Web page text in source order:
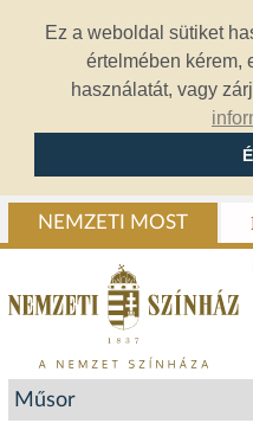
Ez a weboldal sütiket
értelmében kérem,
használatát, vagy
NEMZETI MOST